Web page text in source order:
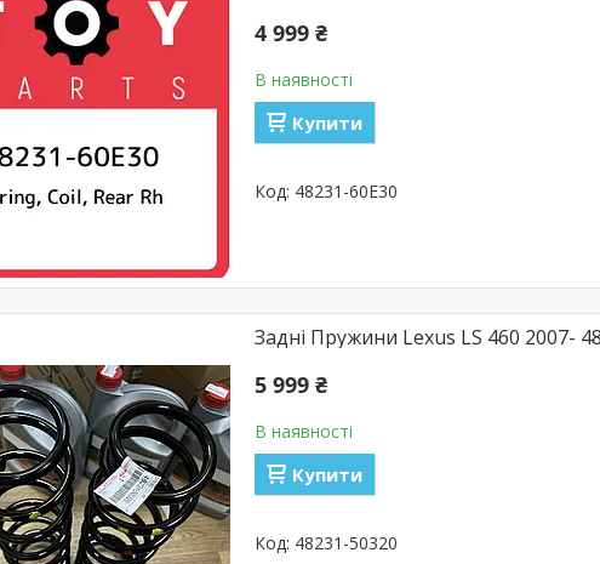
4 999 ₴
В наявності
Купити
48231-60E30
Задні Пружини Lexus LS 460 2007-
5 999 ₴
В наявності
Купити
48231-50320